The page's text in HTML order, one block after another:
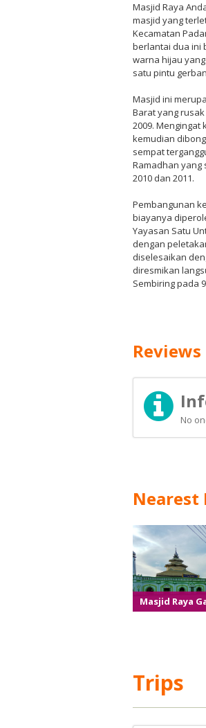
Masjid Raya
masjid yang
Kecamatan
berlantai dua ini
warna hijau
satu pintu
Masjid ini
Barat yang
2009.
kemudian
sempat
Ramadhan
2010 dan 2011.
Pembangunan
biayanya
Yayasan Satu
dengan
diselesaikan
diresmikan
Sembiring pada
Reviews
No
Nearest
Masjid Raya
Trips